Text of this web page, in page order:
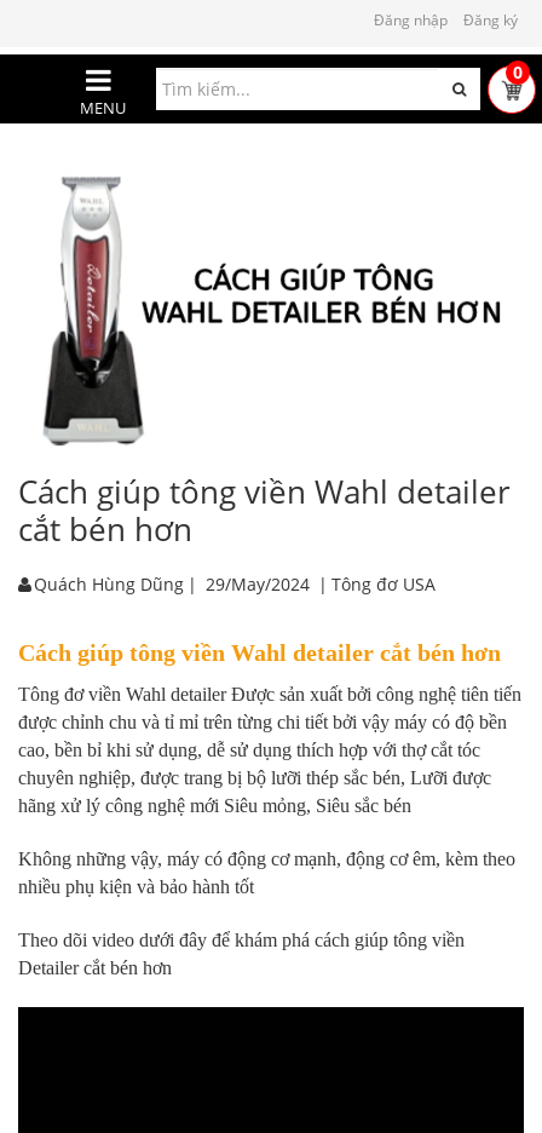
Đăng nhập Đăng ký
MENU
0
Cách giúp tông viền Wahl detailer
cắt bén hơn
Quách Hùng Dũng | 29/May/2024 | Tông đơ USA
Cách giúp tông viền Wahl detailer cắt bén hơn
Tông đơ viền Wahl detailer Được sản xuất bởi công nghệ tiên tiến
được chỉnh chu và tỉ mỉ trên từng chi tiết bởi vậy máy có độ bền
cao, bền bỉ khi sử dụng, dễ sử dụng thích hợp với thợ cắt tóc
chuyên nghiệp, được trang bị bộ lưỡi thép sắc bén, Lưỡi được
hãng xử lý công nghệ mới Siêu mỏng, Siêu sắc bén
Không những vậy, máy có động cơ mạnh, động cơ êm, kèm theo
nhiều phụ kiện và bảo hành tốt
Theo dõi video dưới đây để khám phá cách giúp tông viền
Detailer cắt bén hơn